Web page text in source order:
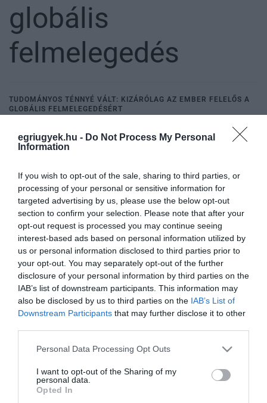
egriugyek.hu - Do Not Process My Personal
Information
If you wish to opt-out of the sale, sharing to third parties, or
processing of your personal or sensitive information for
targeted advertising by us, please use the below opt-out
section to confirm your selection. Please note that after your
opt-out request is processed you may continue seeing
interest-based ads based on personal information utilized by
us or personal information disclosed to third parties prior to
your opt-out. You may separately opt-out of the further
disclosure of your personal information by third parties on the
IAB’s list of downstream participants. This information may
also be disclosed by us to third parties on the IAB’s List of
Downstream Participants that may further disclose it to other
Please note that this website/app uses one or more Google
not limited to your visit or usage behaviour. You may click to
grant or deny consent to Google and its third-party tags to
use your data for below specified purposes in below Google
Personal Data Processing Opt Outs
I want to opt-out of the Sharing of my
personal data.
Opted In
globális
felmelegedés
TUDOMÁNYOS TÉNNYÉ VÁLT: KIZÁRÓLAG AZ EMBER FELELŐS A
GLOBÁLIS FELMELEGEDÉSÉRT
2021. január 19|Mindenki ügye
Az ember által előidézett károsanyag-kibocsátás a felelős szinte
teljes egészében az iparosodás kora óta végbemenő globális
kutatócsop...
ELKÉPESZTŐ MENNYISÉGŰ JÉG TŰNT EL A FÖLDRŐL ALIG 30 ÉV
ALATT, FOKOZÓDIK A GLOBÁLIS FELMELEGEDÉS
2021. január 26| Mindenki ügye
Mintegy 57 százalékkal gyorsabban olvad a Föld jege, mint
három évtizeddel ezelőtt egy hétfőn megjelent tanulmány szerint -
írja az MTI. A becslések szerint összesen nagyjából 28 billió
tonnányi te...
A JÁRVÁNY MIATT CSÖKKENT UGYAN A KÁROSANYAG-
KIBOCSÁTÁS, DE A FELMELEGEDÉS NEM ÁLLT MEG
A szén-dioxid-kibocsátás mértéke a pandémia miatt szükségessé
vált lezárások hatására ideiglenesen több országban is
visszaesett, olyannyira, hogy globálisan az év végén kb. 7%-os
eséssel számoltak...